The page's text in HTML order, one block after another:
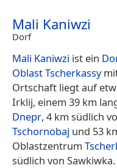
Mali Kaniwzi
Dorf
Mali Kaniwzi ist ein
Oblast Tscherkassy
Ortschaft liegt auf
Irklij, einem 39 km
Dnepr, 4 km südlich
Tschornobaj und 53
Oblastzentrum
südlich von Sawkiwka.